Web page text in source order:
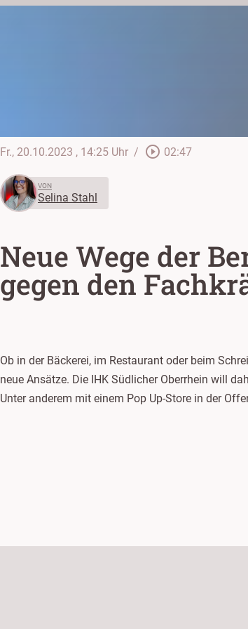
Fr., 20.10.2023 , 14:25 Uhr / play_circle_outline 02:47
VON
Selina Stahl
Neue Wege der
gegen den
Ob in der Bäckerei, im Restaurant oder beim
neue Ansätze. Die IHK Südlicher Oberrhein will
Unter anderem mit einem Pop Up-Store in der